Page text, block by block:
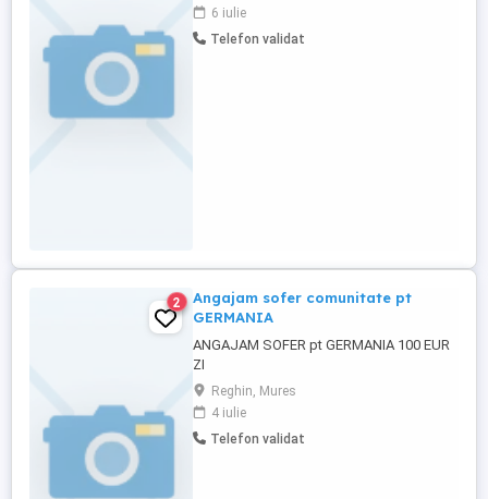
6 iulie
Telefon validat
2
Angajam sofer comunitate pt
GERMANIA
ANGAJAM SOFER pt GERMANIA 100 EUR
ZI
Reghin, Mures
4 iulie
Telefon validat